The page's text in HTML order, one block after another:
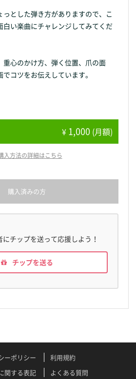
とした弾き方がありますので、こ
白い楽曲にチャレンジしてみてくだ
重心のかけ方、弾く位置、爪の面
コツをお伝えしています。
¥ 1,000 (月額)
入方法の詳細はこちら
購入済みの方
チップを送って応援しよう！
チップを送る
ーポリシー
利用規約
関する表記
よくある質問